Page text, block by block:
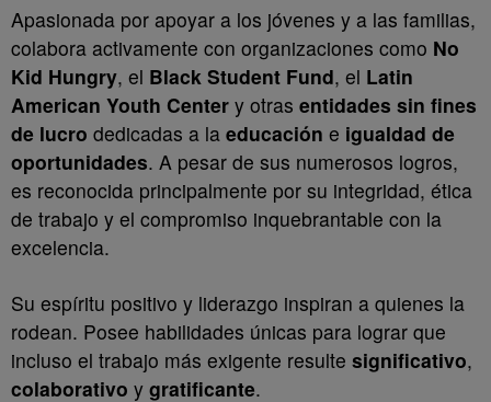
Apasionada por apoyar a los jóvenes y a las familias,
colabora activamente con organizaciones como No
Kid Hungry, el Black Student Fund, el Latin
American Youth Center y otras entidades sin fines
de lucro dedicadas a la educación e igualdad de
oportunidades. A pesar de sus numerosos logros,
es reconocida principalmente por su integridad, ética
de trabajo y el compromiso inquebrantable con la
excelencia.
Su espíritu positivo y liderazgo inspiran a quienes la
rodean. Posee habilidades únicas para lograr que
incluso el trabajo más exigente resulte significativo,
colaborativo y gratificante.